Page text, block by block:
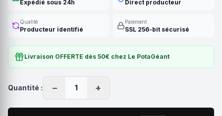
Expédié sous 24h Direct producteur
Qualité
Producteur identifié
Paiement
SSL 256-bit sécurisé
Livraison OFFERTE dès 50€ chez Le PotaGéant
Quantité : − 1 +